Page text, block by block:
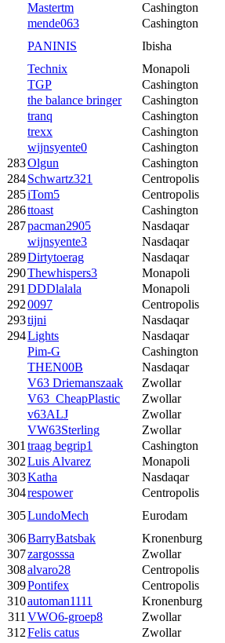
Mastertm
Cashington
mende063
Cashington
PANINIS
Ibisha
Technix
Monapoli
TGP
Cashington
the balance bringer
Cashington
tranq
Cashington
trexx
Cashington
wijnsyente0
Cashington
283Olgun Cashington
284Schwartz321 Centropolis
285iTom5 Centropolis
286ttoast Cashington
287pacman2905 Nasdaqar
wijnsyente3
Nasdaqar
289Dirtytoerag Nasdaqar
290Thewhispers3 Monapoli
291DDDlalala Monapoli
2920097 Centropolis
293tijni Nasdaqar
294Lights Nasdaqar
Pim-G
Cashington
THEN00B
Nasdaqar
V63 Driemanszaak
Zwollar
V63_CheapPlastic
Zwollar
v63ALJ
Zwollar
VW63Sterling
Zwollar
301traag begrip1 Cashington
302Luis Alvarez Monapoli
303Katha Nasdaqar
304respower Centropolis
305LundoMech Eurodam
306BarryBatsbak Kronenburg
307zargosssa Zwollar
308alvaro28 Centropolis
309Pontifex Centropolis
310automan1111 Kronenburg
311VWO6-groep8 Zwollar
312Felis catus Zwollar